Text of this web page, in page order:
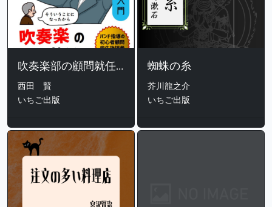
吹奏楽部の顧問就任を打診された時に読む本 ～吹奏楽指導者入門～
西田 賢
いちご出版
蜘蛛の糸
芥川龍之介
いちご出版